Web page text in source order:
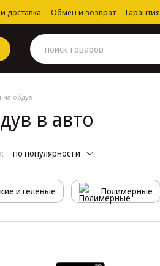
доставка Обмен и возврат Гарантия
на обдув
в авто
по популярности
и гелевые Полимерные